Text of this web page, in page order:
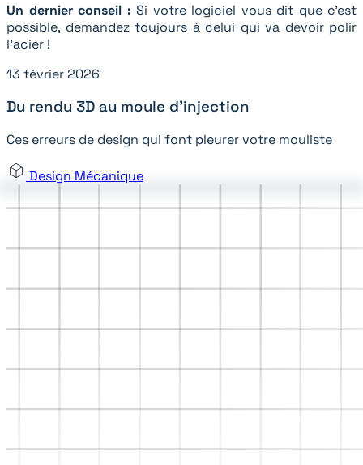
Un dernier conseil : Si votre logiciel vous dit que c'est
possible, demandez toujours à celui qui va devoir polir
l'acier !
13 février 2026
Du rendu 3D au moule d'injection
Ces erreurs de design qui font pleurer votre mouliste
Design Mécanique